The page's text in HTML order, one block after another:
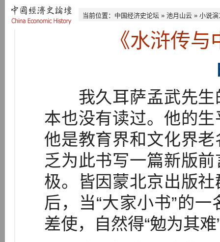
当前位置： 中国经济史论坛 » 池月山云 » 小说演
《水浒传
我久耳萨孟武先生
本也没有读过。他的
他是教育界和文化界
乏为此书写一篇新版
极。皆因蒙北京出版
后，当“大家小书”的
差使，自然得“勉为其难